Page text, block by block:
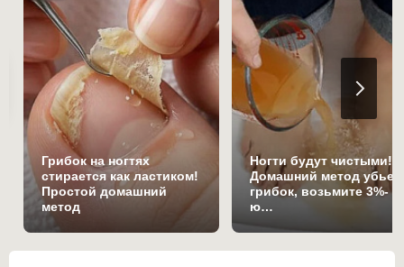
Грибок на ногтях
стирается как ластиком!
Простой домашний
метод
Ногти будут чистыми!
Домашний метод убьет
грибок, возьмите 3%-
ю…